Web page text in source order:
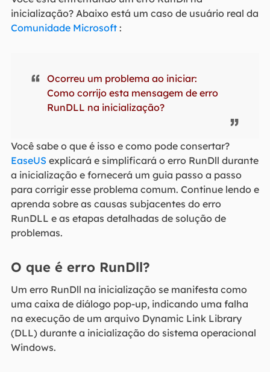
inicialização? Abaixo está um caso de usuário real da
Comunidade Microsoft:
Ocorreu um problema ao iniciar:
Como corrijo esta mensagem de erro
RunDLL na inicialização?
Você sabe o que é isso e como pode consertar?
EaseUS explicará e simplificará o erro RunDll durante
a inicialização e fornecerá um guia passo a passo
para corrigir esse problema comum. Continue lendo e
aprenda sobre as causas subjacentes do erro
RunDLL e as etapas detalhadas de solução de
problemas.
O que é erro RunDll?
Um erro RunDll na inicialização se manifesta como
uma caixa de diálogo pop-up, indicando uma falha
na execução de um arquivo Dynamic Link Library
(DLL) durante a inicialização do sistema operacional
Windows.